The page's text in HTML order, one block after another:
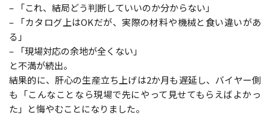
– 「これ、結局どう判断していいのか分からない」
– 「カタログ上はOKだが、実際の材料や機械と食い違いがあ
る」
– 「現場対応の余地が全くない」
と不満が続出。
結果的に、肝心の生産立ち上げは2か月も遅延し、バイヤー側
も「こんなことなら現場で先にやって見せてもらえばよかっ
た」と悔やむことになりました。